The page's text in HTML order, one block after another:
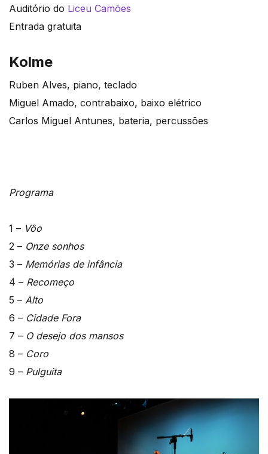
Auditório do Liceu Camões
Entrada gratuita
Kolme
Ruben Alves, piano, teclado
Miguel Amado, contrabaixo, baixo elétrico
Carlos Miguel Antunes, bateria, percussões
Programa
1 – Vôo
2 – Onze sonhos
3 – Memórias de infância
4 – Recomeço
5 – Alto
6 – Cidade Fora
7 – O desejo dos mansos
8 – Coro
9 – Pulguita